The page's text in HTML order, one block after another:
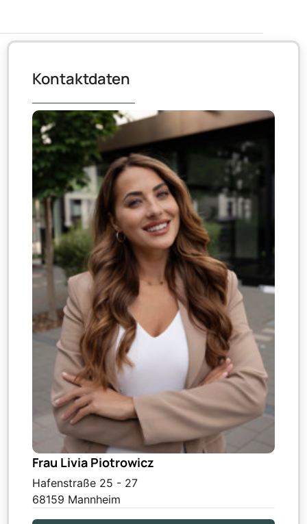
Kontaktdaten
Frau Livia Piotrowicz
Hafenstraße 25 - 27
68159 Mannheim